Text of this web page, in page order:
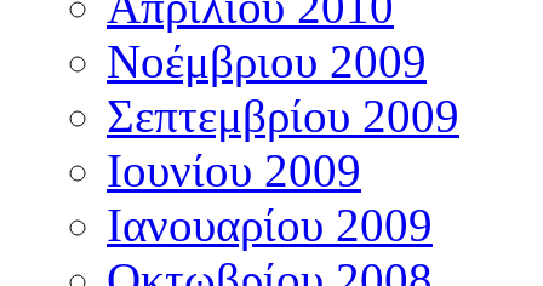
Νοέμβριου 2009
Σεπτεμβρίου 2009
Ιουνίου 2009
Ιανουαρίου 2009